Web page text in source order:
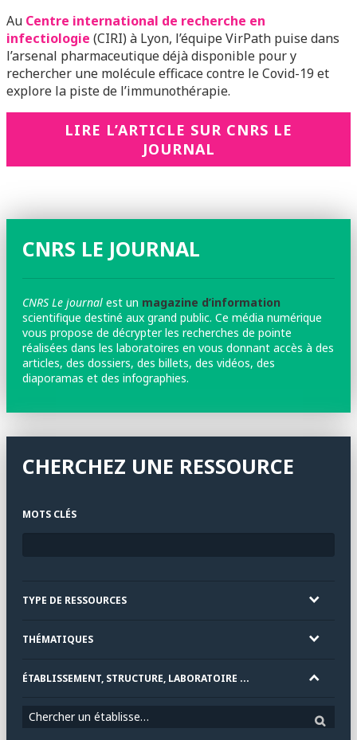
Au Centre international de recherche en
infectiologie (CIRI) à Lyon, l’équipe VirPath puise dans
l’arsenal pharmaceutique déjà disponible pour y
rechercher une molécule efficace contre le Covid-19 et
explore la piste de l’immunothérapie.
LIRE L’ARTICLE SUR CNRS LE
JOURNAL
CNRS LE JOURNAL
CNRS Le journal est un magazine d’information
scientifique destiné aux grand public. Ce média numérique
vous propose de décrypter les recherches de pointe
réalisées dans les laboratoires en vous donnant accès à des
articles, des dossiers, des billets, des vidéos, des
diaporamas et des infographies.
CHERCHEZ UNE RESSOURCE
MOTS CLÉS
TYPE DE RESSOURCES
THÉMATIQUES
ÉTABLISSEMENT, STRUCTURE, LABORATOIRE ...
Chercher un établissement